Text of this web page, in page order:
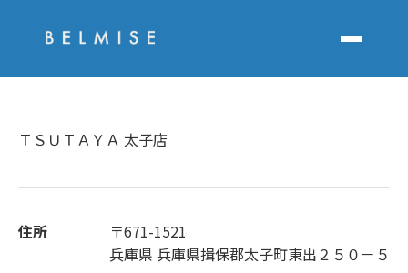
ＴＳＵＴＡＹＡ 太子店
住所
〒671-1521
兵庫県 兵庫県揖保郡太子町東出２５０－５